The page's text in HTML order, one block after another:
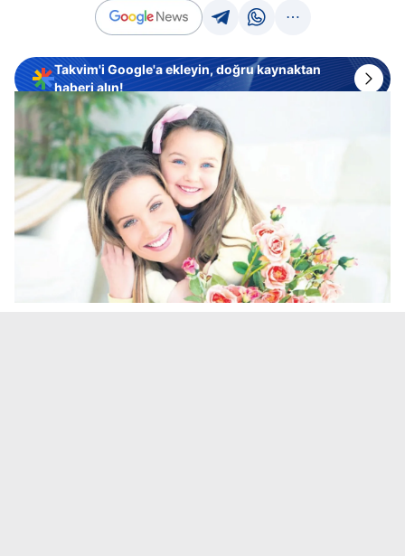
Takvim'i Google'a ekleyin, doğru kaynaktan
haberi alın!